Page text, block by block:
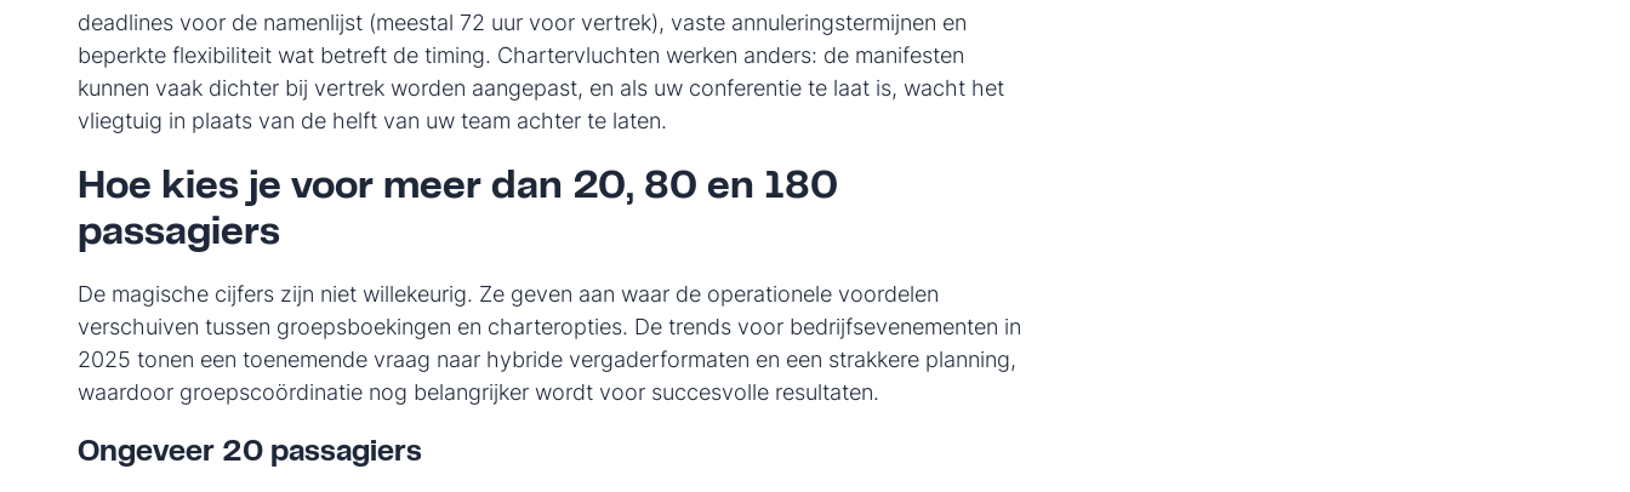
deadlines voor de namenlijst (meestal 72 uur voor vertrek), vaste annuleringstermijnen en
beperkte flexibiliteit wat betreft de timing. Chartervluchten werken anders: de manifesten
kunnen vaak dichter bij vertrek worden aangepast, en als uw conferentie te laat is, wacht het
vliegtuig in plaats van de helft van uw team achter te laten.
Hoe kies je voor meer dan 20, 80 en 180
passagiers
De magische cijfers zijn niet willekeurig. Ze geven aan waar de operationele voordelen
verschuiven tussen groepsboekingen en charteropties. De trends voor bedrijfsevenementen in
2025 tonen een toenemende vraag naar hybride vergaderformaten en een strakkere planning,
waardoor groepscoördinatie nog belangrijker wordt voor succesvolle resultaten.
Ongeveer 20 passagiers